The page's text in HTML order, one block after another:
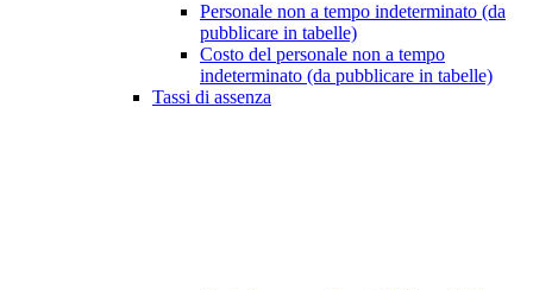
Personale non a tempo indeterminato (da
pubblicare in tabelle)
Costo del personale non a tempo
indeterminato (da pubblicare in tabelle)
Tassi di assenza